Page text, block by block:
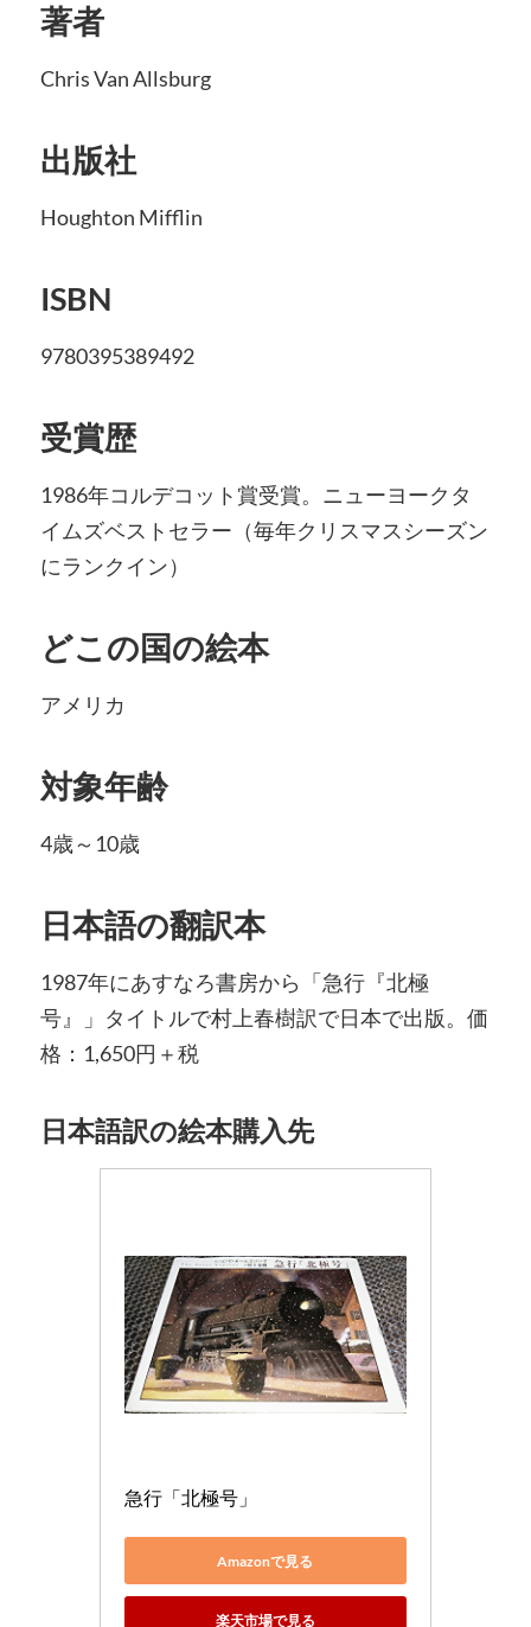
著者
Chris Van Allsburg
出版社
Houghton Mifflin
ISBN
9780395389492
受賞歴
1986年コルデコット賞受賞。ニューヨークタ
イムズベストセラー（毎年クリスマスシーズン
にランクイン）
どこの国の絵本
アメリカ
対象年齢
4歳～10歳
日本語の翻訳本
1987年にあすなろ書房から「急行『北極
号』」タイトルで村上春樹訳で日本で出版。価
格：1,650円＋税
日本語訳の絵本購入先
急行「北極号」
Amazonで見る
楽天市場で見る